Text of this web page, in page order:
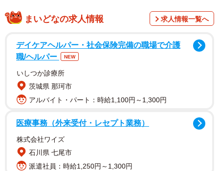
SNSにおける自己プロデュース方法を発信し、タレントや
インフルエンサー、YouTuberとして活躍する傍ら、KOS社
長として コスメやスキンケア商材のプロデュース、タレン
ト育成、ライバーマネジメント事務所321.incの立ち上げ、
といったビジネスマンの顔まで持つ彼女。2023年の結婚、
そして30歳を迎えるのを機に、「大好きなカメラマンさん
撮影地は彼女が大好きな沖縄。 子どものように無垢なすっ
ぴん姿をはじめ、アイドル時代以来の大胆な水着＆下着姿
も披露。あざと可愛く、おとなの魅力も溢れるゆうこすの
まいどなの求人情報 求人情報一覧へ
デイケアヘルパー・社会保険完備の職場で介護
職/ヘルパー
NEW
いしつか診療所
茨城県 那珂市
アルバイト・パート：時給1,100円～1,300円
医療事務（外来受付・レセプト業務）
株式会社ワイズ
石川県 七尾市
派遣社員：時給1,250円～1,300円